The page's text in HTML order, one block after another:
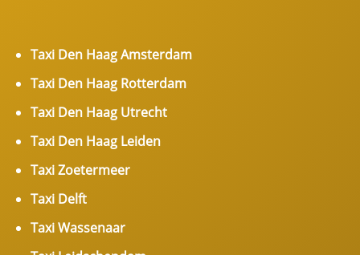
Taxi Den Haag Amsterdam
Taxi Den Haag Rotterdam
Taxi Den Haag Utrecht
Taxi Den Haag Leiden
Taxi Zoetermeer
Taxi Delft
Taxi Wassenaar